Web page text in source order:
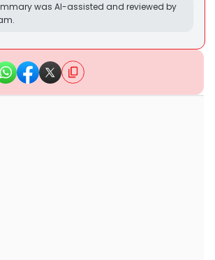
was AI-assisted and reviewed by